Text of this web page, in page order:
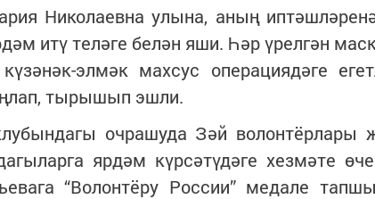
Николаевна улына, аның
итү теләге белән яши. Һәр үрелгән
элмәк махсус операциядәге
тырышып эшли.
очрашуда Зәй волонтёрлары
ярдәм күрсәтүдәге хезмәте
“Волонтёру России” медале